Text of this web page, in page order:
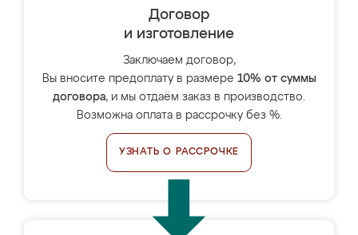
Договор
и изготовление
Заключаем договор,
Вы вносите предоплату в размере 10% от суммы
договора, и мы отдаём заказ в производство.
Возможна оплата в рассрочку без %.
УЗНАТЬ О РАССРОЧКЕ